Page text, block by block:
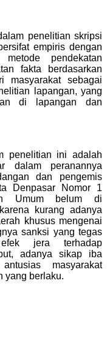
penelitian skripsi
empiris dengan
pendekatan
fakta berdasarkan
masyarakat sebagai
lapangan, yang
di lapangan dan
penelitian ini adalah
dalam peranannya
dan pengemis
Denpasar Nomor 1
Umum belum di
kurang adanya
khusus mengenai
sanksi yang tegas
jera terhadap
adanya sikap iba
masyarakat
yang berlaku.